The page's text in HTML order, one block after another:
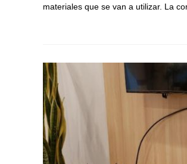
materiales que se van a utilizar. La